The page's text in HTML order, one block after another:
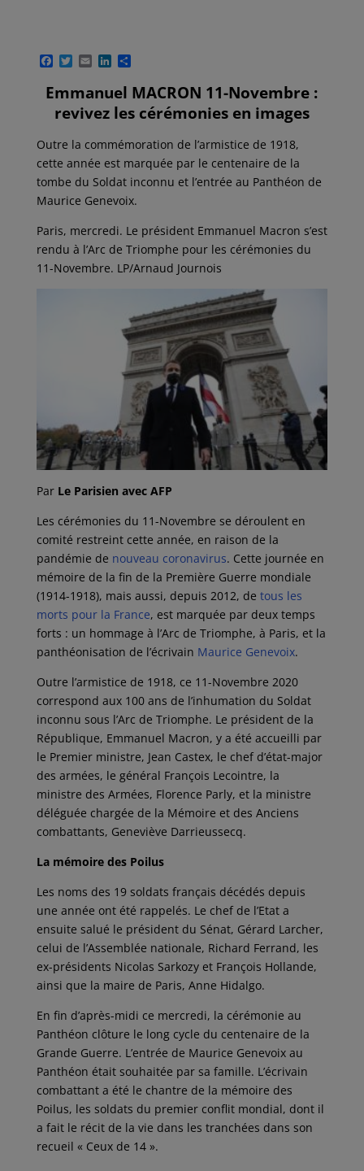
F
c
e
b
o
k
T
i
t
t
r
E
a
i
l
L
n
k
I
n
P
r
t
a
e
r
Emmanuel MACRON 11-Novembre :
revivez les cérémonies en images
Outre la commémoration de l’armistice de 1918,
cette année est marquée par le centenaire de la
tombe du Soldat inconnu et l’entrée au Panthéon de
Maurice Genevoix.
Paris, mercredi. Le président Emmanuel Macron s’est
rendu à l’Arc de Triomphe pour les cérémonies du
11-Novembre. LP/Arnaud Journois
ParLe Parisien avec AFP
Les cérémonies du 11-Novembre se déroulent en
comité restreint cette année, en raison de la
pandémie de nouveau coronavirus. Cette journée en
mémoire de la fin de la Première Guerre mondiale
(1914-1918), mais aussi, depuis 2012, de tous les
morts pour la France, est marquée par deux temps
forts : un hommage à l’Arc de Triomphe, à Paris, et la
panthéonisation de l’écrivain Maurice Genevoix.
Outre l’armistice de 1918, ce 11-Novembre 2020
correspond aux 100 ans de l’inhumation du Soldat
inconnu sous l’Arc de Triomphe. Le président de la
République, Emmanuel Macron, y a été accueilli par
le Premier ministre, Jean Castex, le chef d’état-major
des armées, le général François Lecointre, la
ministre des Armées, Florence Parly, et la ministre
déléguée chargée de la Mémoire et des Anciens
combattants, Geneviève Darrieussecq.
La mémoire des Poilus
Les noms des 19 soldats français décédés depuis
une année ont été rappelés. Le chef de l’Etat a
ensuite salué le président du Sénat, Gérard Larcher,
celui de l’Assemblée nationale, Richard Ferrand, les
ex-présidents Nicolas Sarkozy et François Hollande,
ainsi que la maire de Paris, Anne Hidalgo.
En fin d’après-midi ce mercredi, la cérémonie au
Panthéon clôture le long cycle du centenaire de la
Grande Guerre. L’entrée de Maurice Genevoix au
Panthéon était souhaitée par sa famille. L’écrivain
combattant a été le chantre de la mémoire des
Poilus, les soldats du premier conflit mondial, dont il
a fait le récit de la vie dans les tranchées dans son
recueil « Ceux de 14 ».